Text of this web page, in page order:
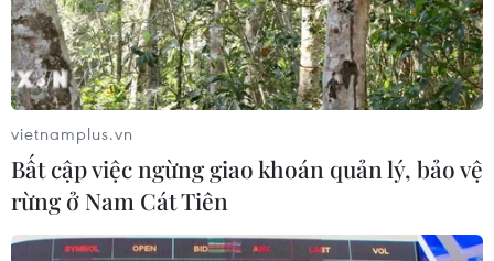
Việt Nam, tình hữu nghị vĩnh cửu. Chúng ta là
đối tác tin cậy, cùng phát triển."
Ông gửi lời chúc bình an tới mọi người nhân
dịp Tết Nguyên đán. "Chúc mừng năm mới! Hãy
lan tỏa niềm vui này! Chúc mừng năm mới,
khắp mọi nơi! Tết Tết Tết, Tết đến rồi!"
vietnamplus.vn
Bất cập việc ngừng giao khoán quản lý, bảo vệ
rừng ở Nam Cát Tiên